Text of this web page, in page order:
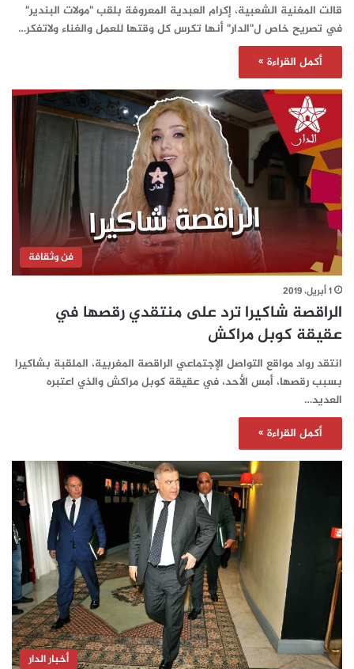
قالت المغنية الشعبية، إكرام العبدية المعروفة بلقب "مولات البندير"
في تصريح خاص ل"الدار" أنها تكرس كل وقتها للعمل والغناء ولاتفكر…
أكمل القراءة »
فن وثقافة
1 أبريل، 2019
الراقصة شاكيرا ترد على منتقدي رقصها في
عقيقة كوبل مراكش
انتقد رواد مواقع التواصل الإجتماعي الراقصة المغربية، الملقبة بشاكيرا
بسبب رقصها، أمس الأحد، في عقيقة كوبل مراكش والذي اعتبره
العديد…
أكمل القراءة »
أخبار الدار